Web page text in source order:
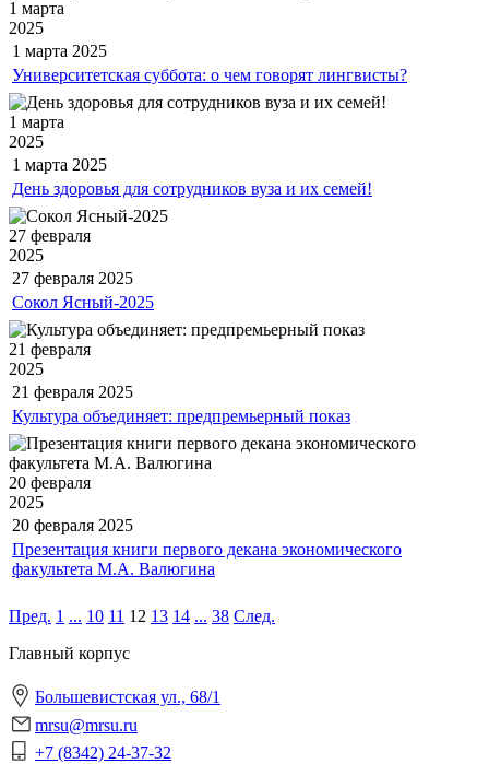
1 марта
2025
1 марта 2025
Университетская суббота: о чем говорят лингвисты?
1 марта
2025
1 марта 2025
День здоровья для сотрудников вуза и их семей!
27 февраля
2025
27 февраля 2025
Сокол Ясный-2025
21 февраля
2025
21 февраля 2025
Культура объединяет: предпремьерный показ
20 февраля
2025
20 февраля 2025
Презентация книги первого декана экономического
факультета М.А. Валюгина
Пред. 1 ... 10 11 12 13 14 ... 38 След.
Главный корпус
Большевистская ул., 68/1
mrsu@mrsu.ru
+7 (8342) 24-37-32